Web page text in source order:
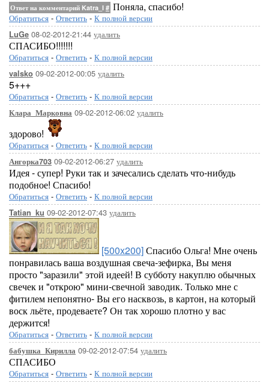
Ответ на комментарий Katra_I # Поняла, спасибо!
Обратиться - Ответить - К полной версии
LuGe 08-02-2012-21:44 удалить
СПАСИБО!!!!!!!
Обратиться - Ответить - К полной версии
valsko 09-02-2012-00:05 удалить
5+++
Обратиться - Ответить - К полной версии
Клара_Марковна 09-02-2012-06:02 удалить
здорово!
Обратиться - Ответить - К полной версии
Ангорка703 09-02-2012-06:27 удалить
Идея - супер! Руки так и зачесались сделать что-нибудь
подобное! Спасибо!
Обратиться - Ответить - К полной версии
Tatian_ku 09-02-2012-07:43 удалить
[500x200]Спасибо Ольга! Мне очень
понравилась ваша воздушная свеча-зефирка, Вы меня
просто "заразили" этой идеей! В субботу накуплю обычных
свечек и "открою" мини-свечной заводик. Только мне с
фитилем непонятно- Вы его насквозь, в картон, на который
воск льёте, продеваете? Он так хорошо плотно у вас
держится!
Обратиться - Ответить - К полной версии
бабушка_Кирилла 09-02-2012-07:54 удалить
СПАСИБО
Обратиться - Ответить - К полной версии